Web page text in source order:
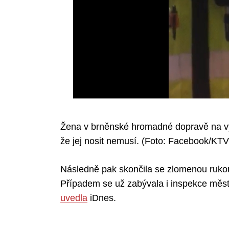
Žena v brněnské hromadné dopravě na
že jej nosit nemusí. (Foto: Facebook/
Následně pak skončila se zlomenou
Případem se už zabývala i inspekce
uvedla iDnes.